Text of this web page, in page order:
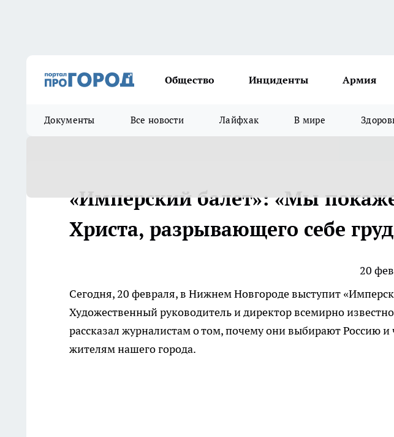
Общество Инциденты Армия
Документы Все новости Лайфхак В мире
«Имперский балет»: «Мы
Христа, разрывающего себе
20
Сегодня, 20 февраля, в Нижнем Новгороде выступит
Художественный руководитель и директор всемирно
рассказал журналистам о том, почему они выбирают Россию и
жителям нашего города.